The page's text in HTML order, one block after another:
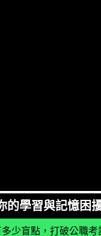
的學習與記憶困
少盲點，打破公職